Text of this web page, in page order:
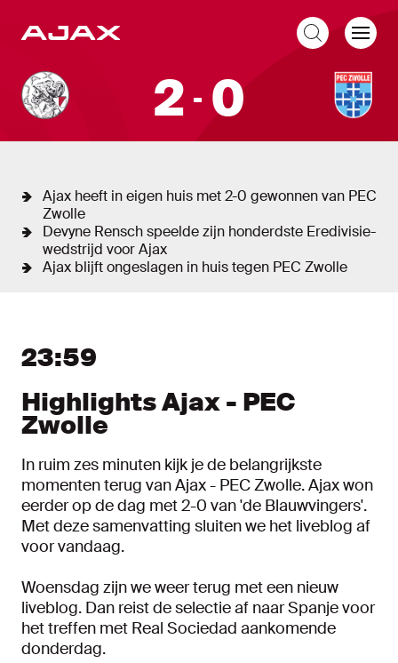
Liveblog
2 0
Ajax - PEC Zwolle
24/11/24 - 16:45 uur
Johan Cruijff ArenA
Ajax heeft in eigen huis met 2-0 gewonnen van PEC
Zwolle
Devyne Rensch speelde zijn honderdste Eredivisie-
wedstrijd voor Ajax
Ajax blijft ongeslagen in huis tegen PEC Zwolle
23:59
Highlights Ajax - PEC
Zwolle
In ruim zes minuten kijk je de belangrijkste
momenten terug van Ajax - PEC Zwolle. Ajax won
eerder op de dag met 2-0 van 'de Blauwvingers'.
Met deze samenvatting sluiten we het liveblog af
voor vandaag.
Woensdag zijn we weer terug met een nieuw
liveblog. Dan reist de selectie af naar Spanje voor
het treffen met Real Sociedad aankomende
donderdag.